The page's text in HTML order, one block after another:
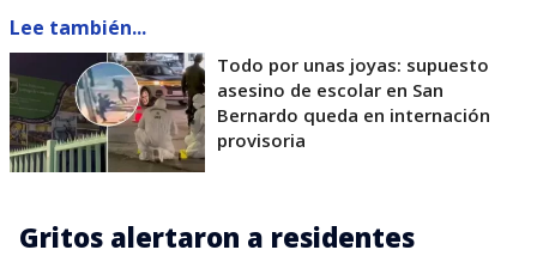
Lee también...
Todo por unas joyas: supuesto
asesino de escolar en San
Bernardo queda en internación
provisoria
Gritos alertaron a residentes